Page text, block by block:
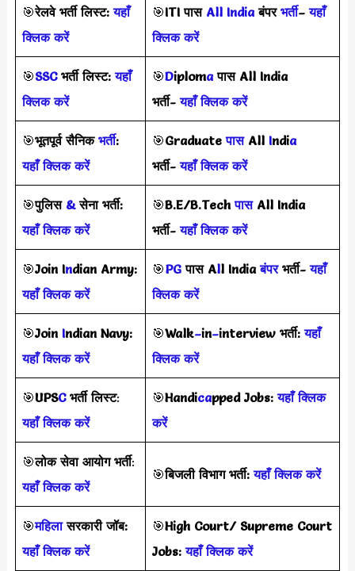
🎯रेलवे भर्ती लिस्ट: यहाँ
क्लिक करें
🎯ITI पास All Indiaबंपर भर्ती– यहाँ
क्लिक करें
🎯SSCभर्ती लिस्ट: यहाँ
क्लिक करें
🎯Diplomaपास All India
भर्ती- यहाँ क्लिक करें
🎯भूतपूर्व सैनिक भर्ती:
यहाँ क्लिक करें
🎯GraduateपासAll India
भर्ती- यहाँ क्लिक करें
🎯पुलिस &सेना भर्ती:
यहाँ क्लिक करें
🎯B.E/B.Techपास All India
भर्ती- यहाँ क्लिक करें
🎯Join Indian Army:
यहाँ क्लिक करें
🎯PGपास All Indiaबंपरभर्ती- यहाँ
क्लिक करें
🎯Join Indian Navy:
यहाँ क्लिक करें
🎯Walk–in–interview भर्ती:यहाँ
क्लिक करें
🎯UPSCभर्ती लिस्ट:
यहाँ क्लिक करें
🎯Handicapped Jobs:यहाँ क्लिक
करें
🎯लोक सेवा आयोग भर्ती:
यहाँ क्लिक करें
🎯बिजली विभाग भर्ती:यहाँ क्लिक करें
🎯महिलासरकारी जॉब:
यहाँ क्लिक करें
🎯High Court/ Supreme Court
Jobs:यहाँ क्लिक करें